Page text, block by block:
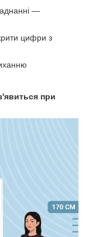
—
цифри з
при